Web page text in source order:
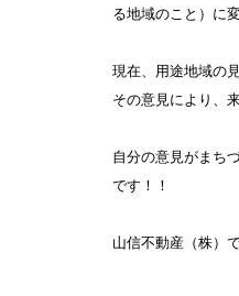
る地域のこと）に
現在、用途地域の
その意見により、
自分の意見がまち
です！！
山信不動産（株）